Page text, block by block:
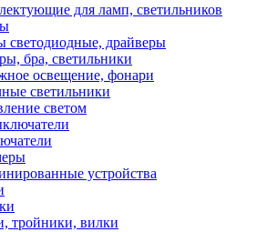
для ламп, светильников
светодиодные, драйверы
бра, светильники
освещение, фонари
светильники
светом
устройства
тройники, вилки